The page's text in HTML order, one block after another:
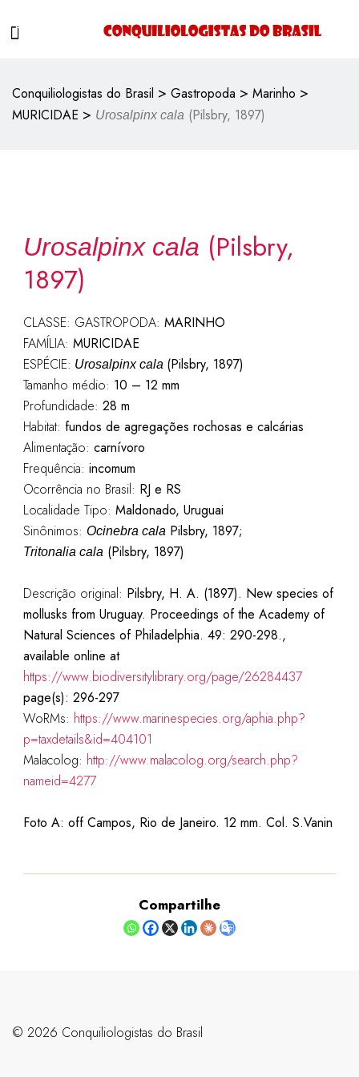
Conquiliologistas do Brasil > Gastropoda > Marinho >
MURICIDAE > Urosalpinx cala (Pilsbry, 1897)
Urosalpinx cala (Pilsbry,
1897)
CLASSE: GASTROPODA: MARINHO
FAMÍLIA: MURICIDAE
ESPÉCIE: Urosalpinx cala (Pilsbry, 1897)
Tamanho médio: 10 – 12 mm
Profundidade: 28 m
Habitat: fundos de agregações rochosas e calcárias
Alimentação: carnívoro
Frequência: incomum
Ocorrência no Brasil: RJ e RS
Localidade Tipo: Maldonado, Uruguai
Sinônimos: Ocinebra cala Pilsbry, 1897;
Tritonalia cala(Pilsbry, 1897)
Descrição original: Pilsbry, H. A. (1897). New species of
mollusks from Uruguay. Proceedings of the Academy of
Natural Sciences of Philadelphia. 49: 290-298.,
available online at
https://www.biodiversitylibrary.org/page/26284437
page(s): 296-297
WoRMs: https://www.marinespecies.org/aphia.php?
p=taxdetails&id=404101
Malacolog: http://www.malacolog.org/search.php?
nameid=4277
Foto A: off Campos, Rio de Janeiro. 12 mm. Col. S.Vanin
Compartilhe
©️ 2026 Conquiliologistas do Brasil